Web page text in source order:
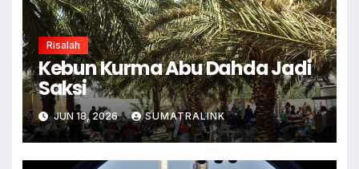
Risalah
Kebun Kurma Abu Dahda Jadi
Saksi
JUN 18, 2026 SUMATRALINK